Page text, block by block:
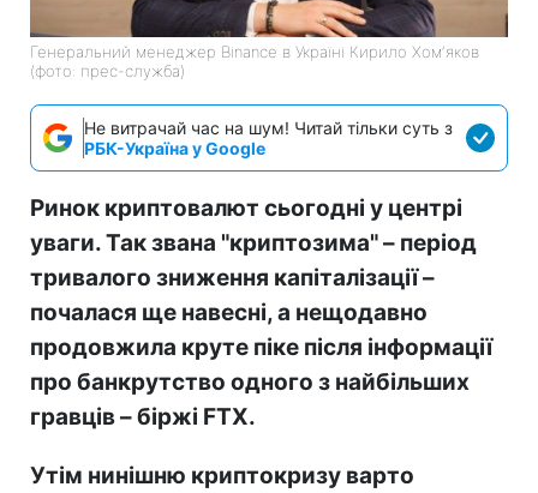
Генеральний менеджер Binance в Україні Кирило Хомʼяков
(фото: прес-служба)
Не витрачай час на шум! Читай тільки суть з
РБК-Україна у Google
Ринок криптовалют сьогодні у центрі
уваги. Так звана "криптозима"– період
тривалого зниження капіталізації–
почалася ще навесні, а нещодавно
продовжила круте піке після інформації
про банкрутство одного з найбільших
гравців–біржі FTX.
Утім нинішню криптокризу варто